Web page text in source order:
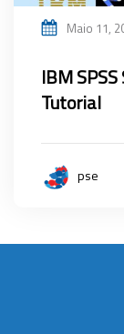
Maio 11,
IBM
Tutorial
pse